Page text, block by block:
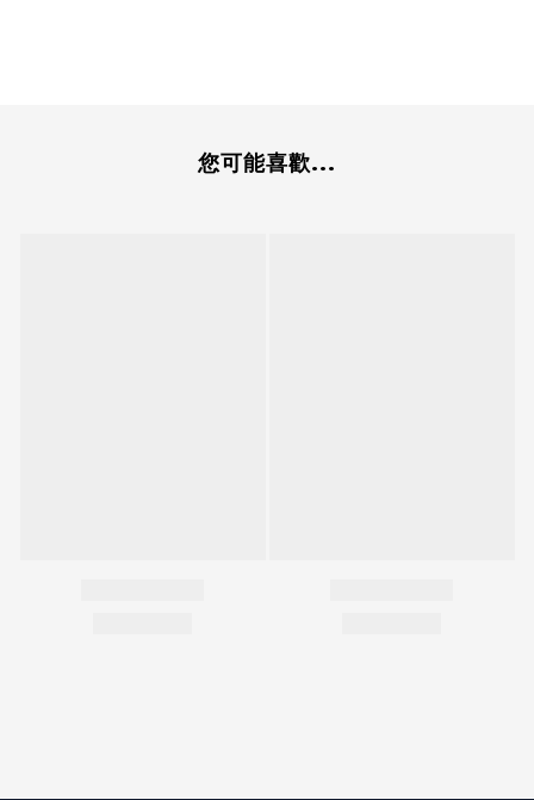
您可能喜歡...